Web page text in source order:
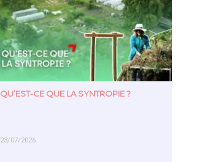
QU’EST-CE QUE LA SYNTROPIE ?
23/07/2026